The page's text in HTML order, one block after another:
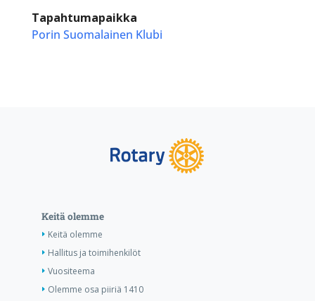
Tapahtumapaikka
Porin Suomalainen Klubi
Keitä olemme
Keitä olemme
Hallitus ja toimihenkilöt
Vuositeema
Olemme osa piiriä 1410